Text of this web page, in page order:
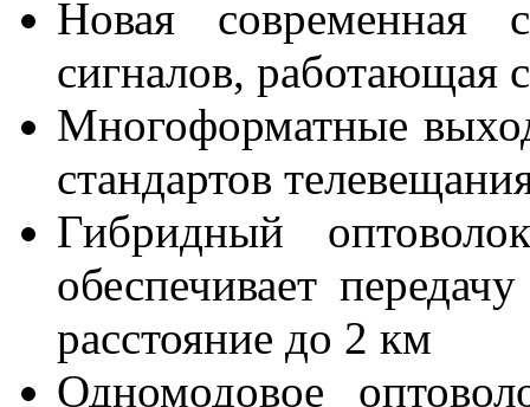
Новая современная
сигналов, работающая
Многоформатные
стандартов
Гибридный
обеспечивает
расстояние до 2 км
Одномодовое